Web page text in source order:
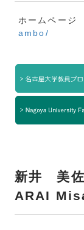
ホームページ
ambo/
新井 美
ARAI